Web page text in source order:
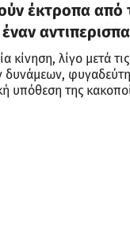
έκτροπα από
κίνηση, λίγο μετά
δυνάμεων,
υπόθεση της